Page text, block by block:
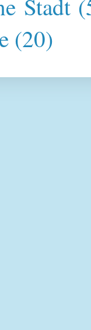
Stadt
(20)